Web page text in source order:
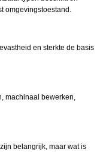
omgevingstoestand.
en sterkte de basis
machinaal bewerken,
belangrijk, maar wat is